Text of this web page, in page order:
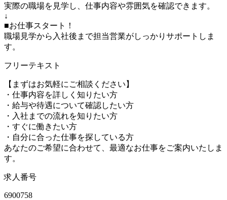
実際の職場を見学し、仕事内容や雰囲気を確認できます。
↓
■お仕事スタート！
職場見学から入社後まで担当営業がしっかりサポートしま
す。
フリーテキスト
【まずはお気軽にご相談ください】
・仕事内容を詳しく知りたい方
・給与や待遇について確認したい方
・入社までの流れを知りたい方
・すぐに働きたい方
・自分に合った仕事を探している方
あなたのご希望に合わせて、最適なお仕事をご案内いたしま
す。
求人番号
6900758